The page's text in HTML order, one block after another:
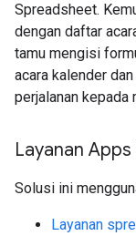
Spreadsheet.
dengan daftar
tamu mengisi
acara kalender
perjalanan kepada
Layanan
Solusi ini
Layanan